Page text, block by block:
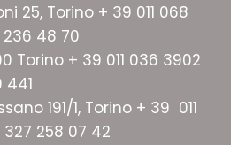
25, Torino + 39 011 068
48 70
Torino + 39 011 036 3902
191/1, Torino + 39 011
258 07 42